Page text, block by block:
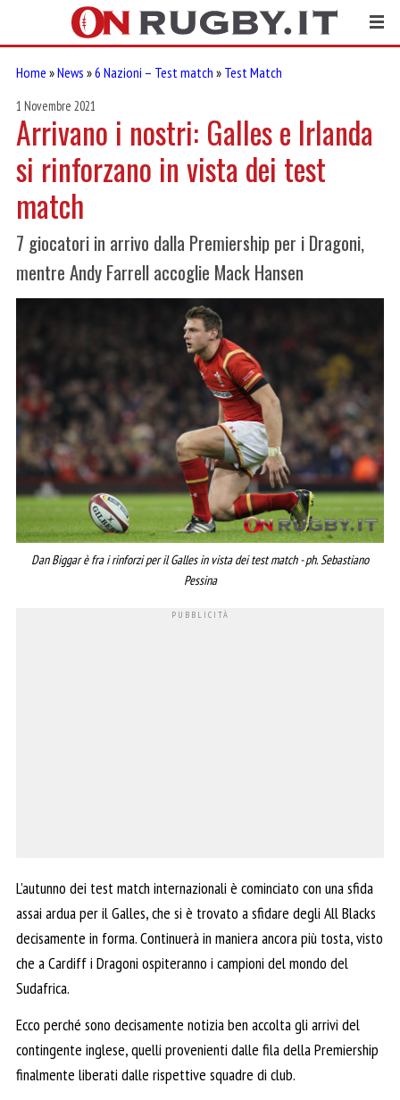
Home »News »6 Nazioni – Test match » Test Match
1 Novembre 2021
Arrivano i nostri: Galles e Irlanda
si rinforzano in vista dei test
match
7 giocatori in arrivo dalla Premiership per i Dragoni,
mentre Andy Farrell accoglie Mack Hansen
Dan Biggar è fra i rinforzi per il Galles in vista dei test match - ph. Sebastiano
Pessina
L’autunno dei test match internazionali è cominciato con una sfida
assai ardua per il Galles, che si è trovato a sfidare degli All Blacks
decisamente in forma. Continuerà in maniera ancora più tosta, visto
che a Cardiff i Dragoni ospiteranno i campioni del mondo del
Sudafrica.
Ecco perché sono decisamente notizia ben accolta gli arrivi del
contingente inglese, quelli provenienti dalle fila della Premiership
finalmente liberati dalle rispettive squadre di club.